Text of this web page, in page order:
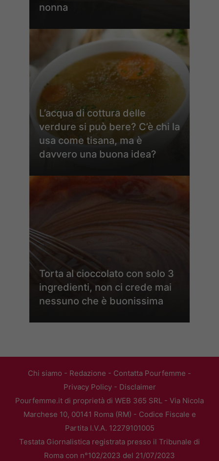
nonna
L’acqua di cottura delle
verdure si può bere? C’è chi la
usa come tisana, ma è
davvero una buona idea?
Torta al cioccolato con solo 3
ingredienti, non ci crede mai
nessuno che è buonissima
Chi siamo - Redazione - Contatta Pourfemme -
Privacy Policy- Disclaimer
Pourfemme.it di proprietà di WEB 365 SRL - Via Nicola
Marchese 10, 00141 Roma (RM) - Codice Fiscale e
Partita I.V.A. 12279101005
Testata Giornalistica registrata presso il Tribunale di
Roma con n°102/2023 del 21/07/2023